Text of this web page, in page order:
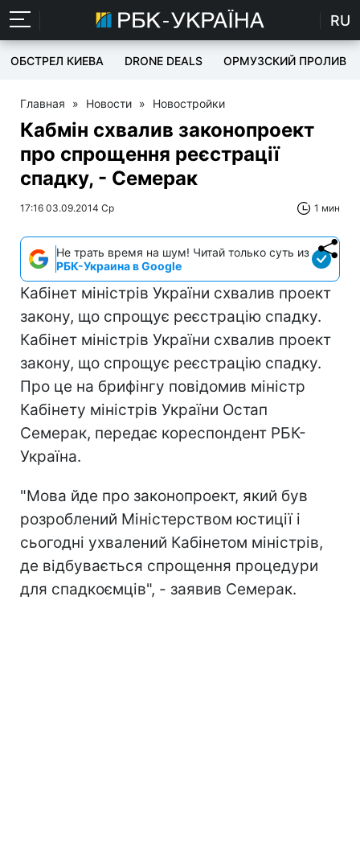
RU
ОБСТРЕЛ КИЕВА DRONE DEALS ОРМУЗСКИЙ ПРОЛИВ
Главная » Новости » Новостройки
Кабмін схвалив законопроект
про спрощення реєстрації
спадку, - Семерак
17:16 03.09.2014 Ср 1 мин
Не трать время на шум! Читай только суть из
РБК-Украина в Google
Кабінет міністрів України схвалив проект
закону, що спрощує реєстрацію спадку.
Кабінет міністрів України схвалив проект
закону, що спрощує реєстрацію спадку.
Про це на брифінгу повідомив міністр
Кабінету міністрів України Остап
Семерак, передає кореспондент РБК-
Україна.
"Мова йде про законопроект, який був
розроблений Міністерством юстиції і
сьогодні ухвалений Кабінетом міністрів,
де відбувається спрощення процедури
для спадкоємців", - заявив Семерак.